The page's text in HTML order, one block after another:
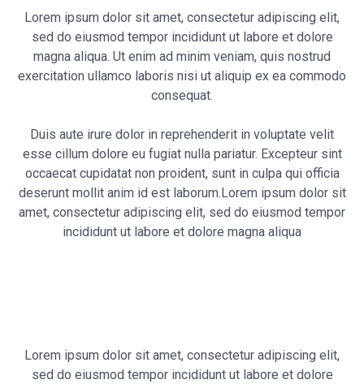
Lorem ipsum dolor sit amet, consectetur adipiscing elit,
sed do eiusmod tempor incididunt ut labore et dolore
magna aliqua. Ut enim ad minim veniam, quis nostrud
exercitation ullamco laboris nisi ut aliquip ex ea commodo
consequat.
Duis aute irure dolor in reprehenderit in voluptate velit
esse cillum dolore eu fugiat nulla pariatur. Excepteur sint
occaecat cupidatat non proident, sunt in culpa qui officia
deserunt mollit anim id est laborum.Lorem ipsum dolor sit
amet, consectetur adipiscing elit, sed do eiusmod tempor
incididunt ut labore et dolore magna aliqua
Lorem ipsum dolor sit amet, consectetur adipiscing elit,
sed do eiusmod tempor incididunt ut labore et dolore